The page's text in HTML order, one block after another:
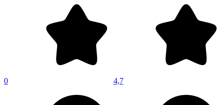
0 4,7